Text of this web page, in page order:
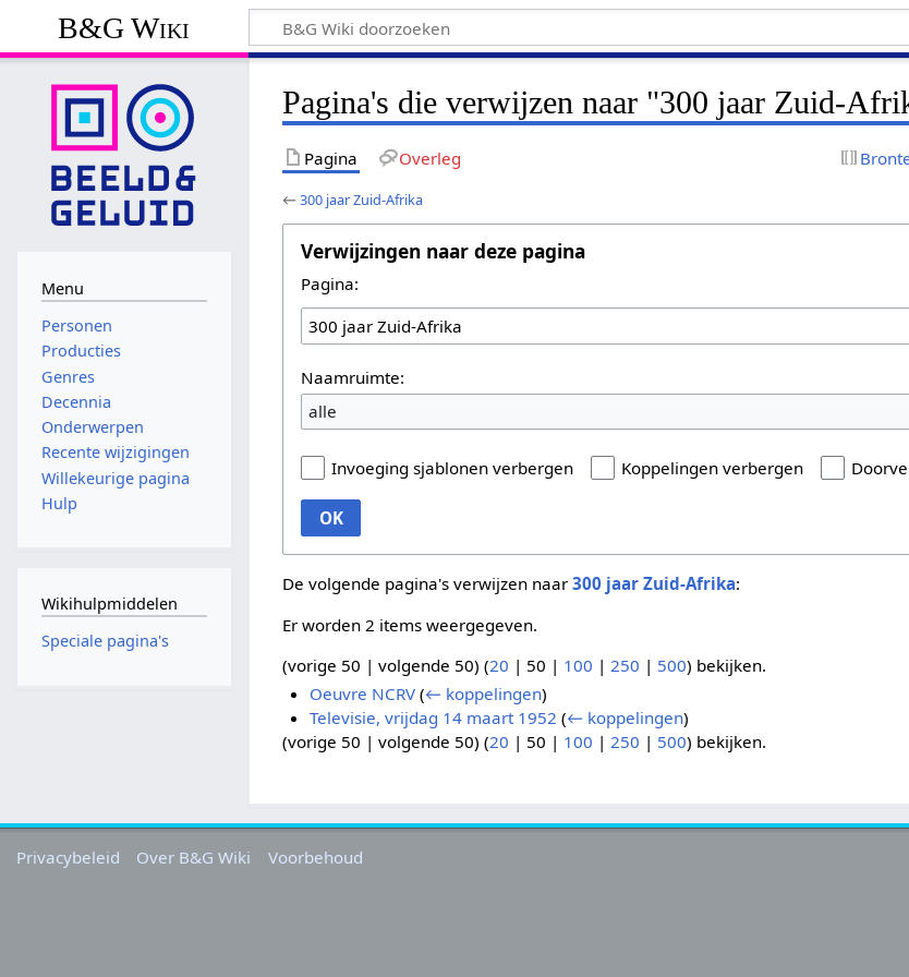
B&G Wiki
Pagina's die verwijzen naar "300 jaar Zuid-
Pagina Overleg
←300 jaar Zuid-Afrika
Verwijzingen naar deze pagina
Pagina:
Naamruimte:
alle
Invoeging sjablonen verbergen Koppelingen verbergen
OK
De volgende pagina's verwijzen naar300 jaar Zuid-Afrika:
Er worden 2 items weergegeven.
(vorige 50 |volgende 50) (20 | 50 | 100 | 250 | 500) bekijken.
Oeuvre NCRV (← koppelingen)
Televisie, vrijdag 14 maart 1952 (← koppelingen)
(vorige 50 |volgende 50) (20 | 50 | 100 |250 | 500) bekijken.
Menu
Personen
Producties
Genres
Decennia
Onderwerpen
Recente wijzigingen
Willekeurige pagina
Hulp
Wikihulpmiddelen
Speciale pagina's
Privacybeleid Over B&G Wiki Voorbehoud